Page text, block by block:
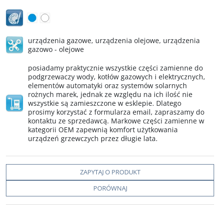
urządzenia gazowe, urządzenia olejowe, urządzenia
gazowo - olejowe
posiadamy praktycznie wszystkie części zamienne do
podgrzewaczy wody, kotłów gazowych i elektrycznych,
elementów automatyki oraz systemów solarnych
rożnych marek, jednak ze względu na ich ilość nie
wszystkie są zamieszczone w esklepie. Dlatego
prosimy korzystać z formularza email, zapraszamy do
kontaktu ze sprzedawcą. Markowe części zamienne w
kategorii OEM zapewnią komfort użytkowania
urządzeń grzewczych przez długie lata.
ZAPYTAJ O PRODUKT
PORÓWNAJ